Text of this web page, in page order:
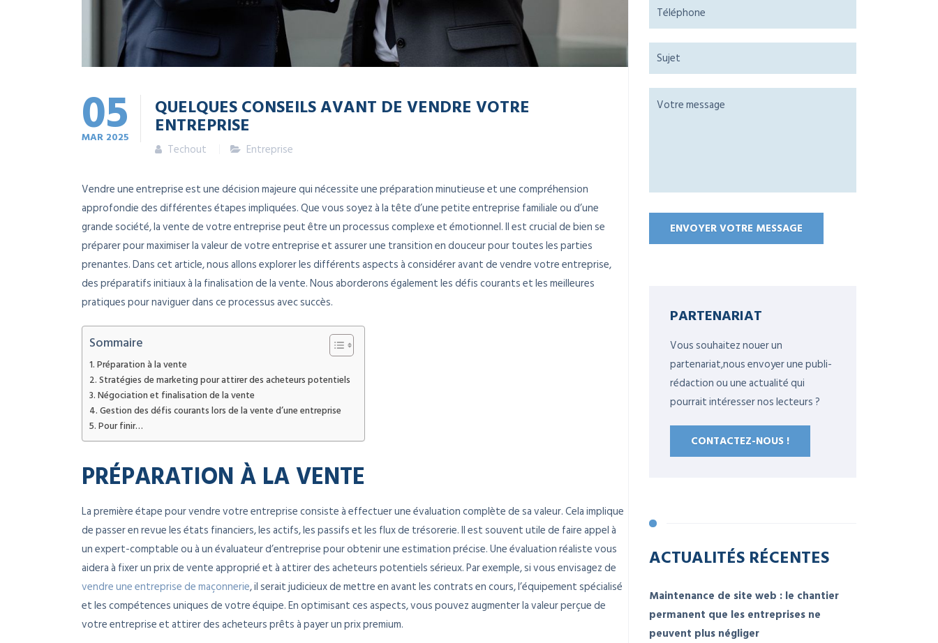
05
MAR 2025
QUELQUES CONSEILS AVANT DE VENDRE VOTRE
ENTREPRISE
Techout Entreprise
Vendre une entreprise est une décision majeure qui nécessite une préparation minutieuse et une compréhension
approfondie des différentes étapes impliquées. Que vous soyez à la tête d’une petite entreprise familiale ou d’une
grande société, la vente de votre entreprise peut être un processus complexe et émotionnel. Il est crucial de bien se
préparer pour maximiser la valeur de votre entreprise et assurer une transition en douceur pour toutes les parties
prenantes. Dans cet article, nous allons explorer les différents aspects à considérer avant de vendre votre entreprise,
des préparatifs initiaux à la finalisation de la vente. Nous aborderons également les défis courants et les meilleures
pratiques pour naviguer dans ce processus avec succès.
Sommaire
Préparation à la vente
Stratégies de marketing pour attirer des acheteurs potentiels
Négociation et finalisation de la vente
Gestion des défis courants lors de la vente d’une entreprise
Pour finir…
PRÉPARATION À LA VENTE
La première étape pour vendre votre entreprise consiste à effectuer une évaluation complète de sa valeur. Cela implique
de passer en revue les états financiers, les actifs, les passifs et les flux de trésorerie. Il est souvent utile de faire appel à
un expert-comptable ou à un évaluateur d’entreprise pour obtenir une estimation précise. Une évaluation réaliste vous
aidera à fixer un prix de vente approprié et à attirer des acheteurs potentiels sérieux. Par exemple, si vous envisagez de
vendre une entreprise de maçonnerie, il serait judicieux de mettre en avant les contrats en cours, l’équipement spécialisé
et les compétences uniques de votre équipe. En optimisant ces aspects, vous pouvez augmenter la valeur perçue de
votre entreprise et attirer des acheteurs prêts à payer un prix premium.
PARTENARIAT
Vous souhaitez nouer un
partenariat,nous envoyer une publi-
rédaction ou une actualité qui
pourrait intéresser nos lecteurs ?
CONTACTEZ-NOUS !
ACTUALITÉS RÉCENTES
Maintenance de site web : le chantier
permanent que les entreprises ne
peuvent plus négliger